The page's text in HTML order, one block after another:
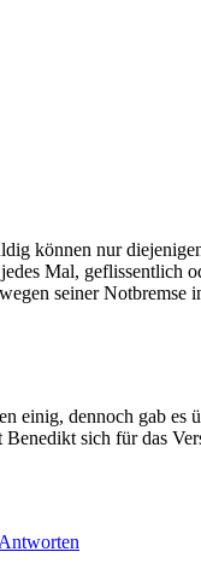
können nur
Mal, geflissentlich
seiner
einig, dennoch gab es
sich für das
Antworten